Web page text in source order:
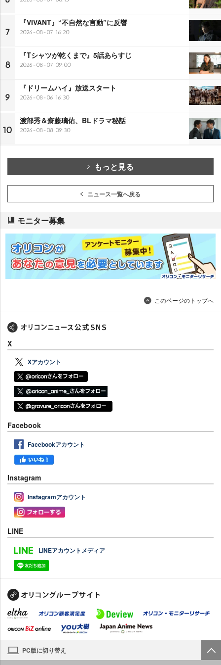
7
『VIVANT』“不自然な言動”に反響
2026-08-07 16:20
8
『Tシャツが乾くまで』5話あらすじ
2026-08-07 09:00
9
『ドリームハイ』放送スタート
2026-08-06 16:30
10
渡部秀＆齋藤璃佑、BLドラマ秘話
2026-08-08 09:30
もっと見る
ニュース一覧へ戻る
モニター募集
このページのトップへ
X
Xアカウント
Facebook
Facebookアカウント
Instagram
Instagramアカウント
LINE
LINEアカウントメディア
PC版に切り替え